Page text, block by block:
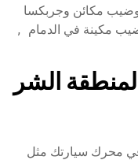
مكائن وجربكسا
مكينة في الدمام
,
الشر
محرك سيارتك مثل